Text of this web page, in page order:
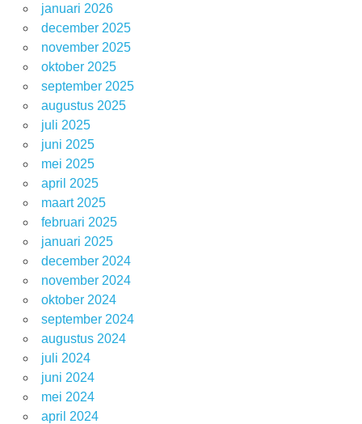
januari 2026
december 2025
november 2025
oktober 2025
september 2025
augustus 2025
juli 2025
juni 2025
mei 2025
april 2025
maart 2025
februari 2025
januari 2025
december 2024
november 2024
oktober 2024
september 2024
augustus 2024
juli 2024
juni 2024
mei 2024
april 2024